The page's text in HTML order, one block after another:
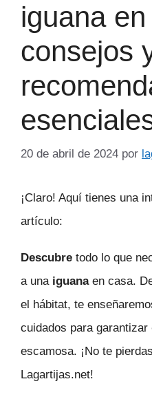
iguana
consejos
20 de abril de 2024 por
¡Claro! Aquí tienes una
artículo:
Descubre todo lo que
a una iguanaen casa.
el hábitat, te
cuidados para
escamosa. ¡No te
Lagartijas.net!